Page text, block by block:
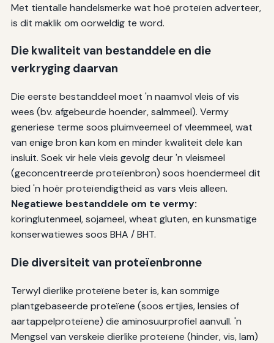
Met tientalle handelsmerke wat hoë proteïen adverteer,
is dit maklik om oorweldig te word.
Die kwaliteit van bestanddele en die
verkryging daarvan
Die eerste bestanddeel moet 'n naamvol vleis of vis
wees (bv. afgebeurde hoender, salmmeel). Vermy
generiese terme soos pluimveemeel of vleemmeel, wat
van enige bron kan kom en minder kwaliteit dele kan
insluit. Soek vir hele vleis gevolg deur 'n vleismeel
(geconcentreerde proteïenbron) soos hoendermeel dit
bied 'n hoër proteïendigtheid as vars vleis alleen.
Negatiewe bestanddele om te vermy:
koringlutenmeel, sojameel, wheat gluten, en kunsmatige
konserwatiewes soos BHA / BHT.
Die diversiteit van proteïenbronne
Terwyl dierlike proteïene beter is, kan sommige
plantgebaseerde proteïene (soos ertjies, lensies of
aartappelproteïene) die aminosuurprofiel aanvull. 'n
Mengsel van verskeie dierlike proteïene (hinder, vis, lam)